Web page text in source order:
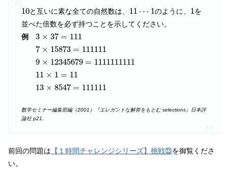
10
10と互いに素な全ての自然数は、 11 ⋯ 1
11 1 のように、 1
1 を
並べた倍数を必ず持つことを示してください。
例
3 × 37 = 111
3 × 37= 111
7 × 15873 = 111111
7 × 15873= 111111
9 × 12345679 = 1111111111
9 × 12345679= 1111111111
11 × 1 = 11
11 × 1 =
13 × 8547 = 111111
13 × 8547= 111111
数学セミナー編集部編（2001）『エレガントな解答をもとむ selections』日本評
論社 p21.
前回の問題は 【１時間チャレンジシリーズ】挑戦㉓を御覧くださ
い。